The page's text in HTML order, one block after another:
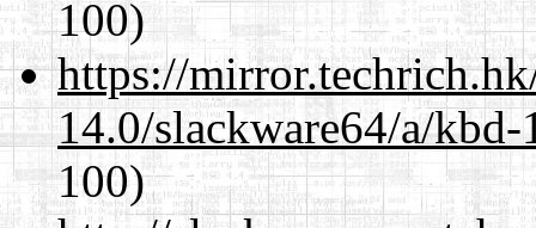
100)
https://
14.0/slackware64/a/
100)